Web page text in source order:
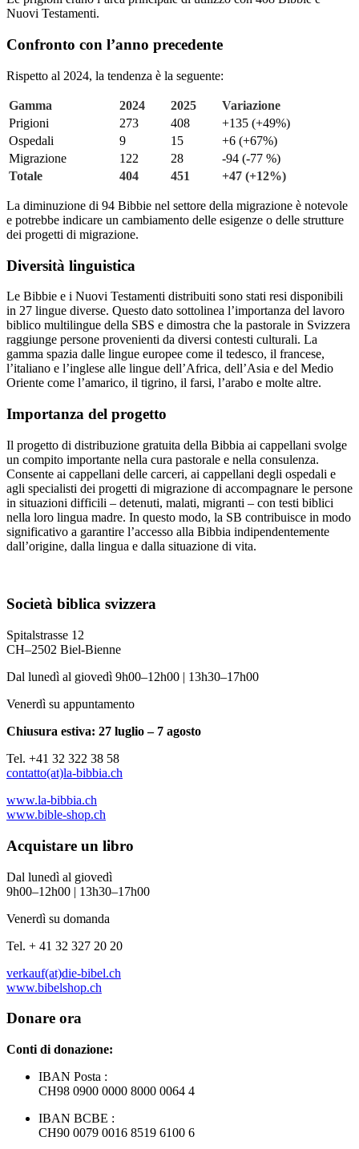
Nuovi Testamenti.
Confronto con l’anno precedente
Rispetto al 2024, la tendenza è la seguente:
Gamma 2024 2025
Variazione
Prigioni
273 408
+135 (+49%)
Ospedali
9 15
+6 (+67%)
Migrazione
122 28
-94 (-77 %)
Totale
404 451 +47 (+12%)
La diminuzione di 94 Bibbie nel settore della migrazione è notevole
e potrebbe indicare un cambiamento delle esigenze o delle strutture
dei progetti di migrazione.
Diversità linguistica
Le Bibbie e i Nuovi Testamenti distribuiti sono stati resi disponibili
in 27 lingue diverse. Questo dato sottolinea l’importanza del lavoro
biblico multilingue della SBS e dimostra che la pastorale in Svizzera
raggiunge persone provenienti da diversi contesti culturali. La
gamma spazia dalle lingue europee come il tedesco, il francese,
l’italiano e l’inglese alle lingue dell’Africa, dell’Asia e del Medio
Oriente come l’amarico, il tigrino, il farsi, l’arabo e molte altre.
Importanza del progetto
Il progetto di distribuzione gratuita della Bibbia ai cappellani svolge
un compito importante nella cura pastorale e nella consulenza.
Consente ai cappellani delle carceri, ai cappellani degli ospedali e
agli specialisti dei progetti di migrazione di accompagnare le persone
in situazioni difficili – detenuti, malati, migranti – con testi biblici
nella loro lingua madre. In questo modo, la SB contribuisce in modo
significativo a garantire l’accesso alla Bibbia indipendentemente
dall’origine, dalla lingua e dalla situazione di vita.
Società biblica svizzera
Spitalstrasse 12
CH–2502 Biel-Bienne
Dal lunedì al giovedì 9h00–12h00 | 13h30–17h00
Venerdì su appuntamento
Chiusura estiva: 27 luglio – 7 agosto
Tel. +41 32 322 38 58
contatto(at)la-bibbia.ch
www.la-bibbia.ch
www.bible-shop.ch
Acquistare un libro
Dal lunedì al giovedì
9h00–12h00 | 13h30–17h00
Venerdì su domanda
Tel. + 41 32 327 20 20
verkauf(at)die-bibel.ch
www.bibelshop.ch
Donare ora
Conti di donazione:
IBAN Posta :
CH98 0900 0000 8000 0064 4
IBAN BCBE :
CH90 0079 0016 8519 6100 6